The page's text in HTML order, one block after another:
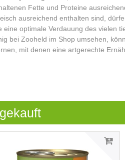
Fette und Proteine
ausreichend enthalten sind,
optimale Verdauung des vielen
bei Zooheld im Shop umsehen,
mit denen eine artgerechte